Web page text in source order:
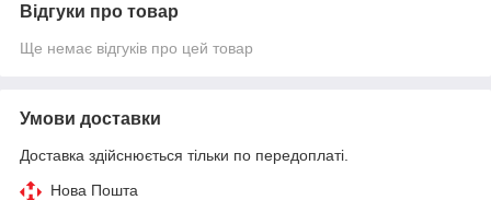
Відгуки про товар
Ще немає відгуків про цей товар
Умови доставки
Доставка здійснюється тільки по передоплаті.
Нова Пошта